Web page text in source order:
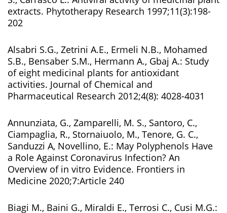
extracts. Phytotherapy Research 1997;11(3):198-
202
Alsabri S.G., Zetrini A.E., Ermeli N.B., Mohamed
S.B., Bensaber S.M., Hermann A., Gbaj A.: Study
of eight medicinal plants for antioxidant
activities. Journal of Chemical and
Pharmaceutical Research 2012;4(8): 4028-4031
Annunziata, G., Zamparelli, M. S., Santoro, C.,
Ciampaglia, R., Stornaiuolo, M., Tenore, G. C.,
Sanduzzi A, Novellino, E.: May Polyphenols Have
a Role Against Coronavirus Infection? An
Overview of in vitro Evidence. Frontiers in
Medicine 2020;7:Article 240
Biagi M., Baini G., Miraldi E., Terrosi C., Cusi M.G.: